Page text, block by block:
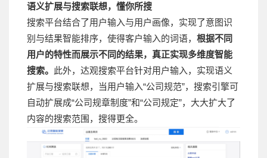
语义扩展与搜索联想，懂你所搜
搜索平台结合了用户输入与用户画像，实现了意图识
别与结果智能排序，使得客户输入的词语， 根据不同
用户的特性而展示不同的结果，真正实现多维度智能
搜索。 此外，达观搜索平台针对用户输入，实现语义
扩展与搜索联想，当用户输入“公司规范”，搜索引擎可
自动扩展成“公司规章制度”和“公司规定”，大大扩大了
内容的搜索范围，搜得更全。